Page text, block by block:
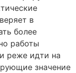
в
более
работы
реже идти на
значение